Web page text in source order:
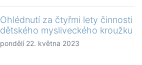
Ohlédnutí za čtyřmi lety činnosti
dětského mysliveckého kroužku
pondělí 22. května 2023